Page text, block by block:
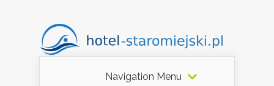
Navigation Menu